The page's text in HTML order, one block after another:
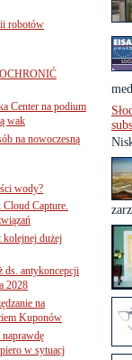
robotów
Center na podium
wak
na nowoczesną
wody?
Capture.
kolejnej dużej
ds. antykoncepcji
2028
na
Kuponów
w sytuacj